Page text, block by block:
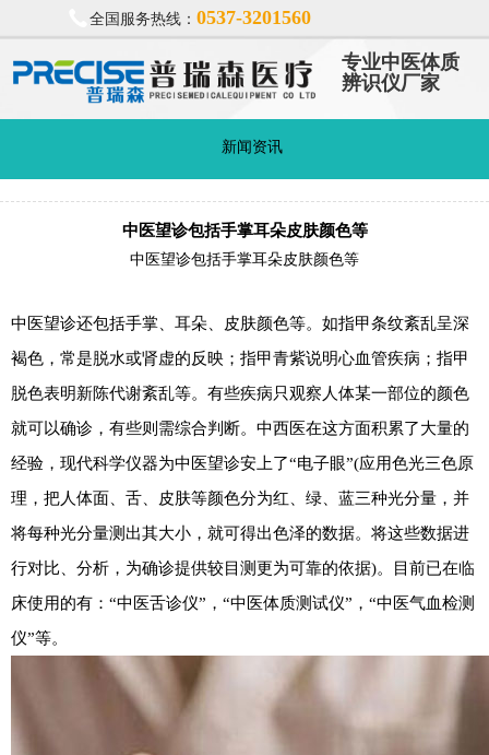
全国服务热线：0537-3201560
专业中医体质
辨识仪厂家
新闻资讯
中医望诊包括手掌耳朵皮肤颜色等
中医望诊包括手掌耳朵皮肤颜色等
中医望诊还包括手掌、耳朵、皮肤颜色等。如指甲条纹紊乱呈深
褐色，常是脱水或肾虚的反映；指甲青紫说明心血管疾病；指甲
脱色表明新陈代谢紊乱等。有些疾病只观察人体某一部位的颜色
就可以确诊，有些则需综合判断。中西医在这方面积累了大量的
经验，现代科学仪器为中医望诊安上了“电子眼”(应用色光三色原
理，把人体面、舌、皮肤等颜色分为红、绿、蓝三种光分量，并
将每种光分量测出其大小，就可得出色泽的数据。将这些数据进
行对比、分析，为确诊提供较目测更为可靠的依据)。目前已在临
床使用的有：“中医舌诊仪”，“中医体质测试仪”，“中医气血检测
仪”等。